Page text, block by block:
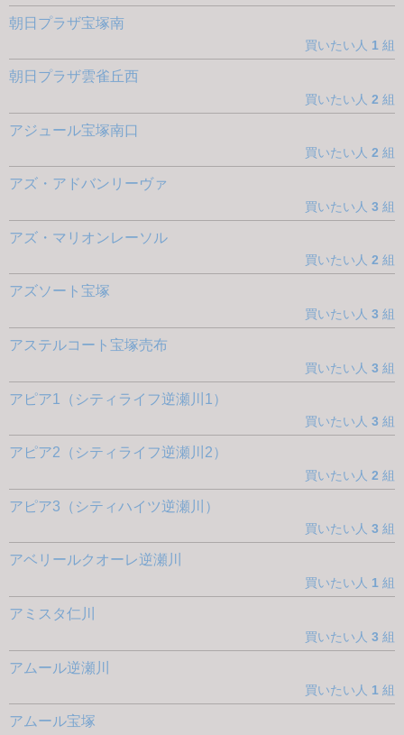
朝日プラザ宝塚南
買いたい人 1 組
朝日プラザ雲雀丘西
買いたい人 2 組
アジュール宝塚南口
買いたい人 2 組
アズ・アドバンリーヴァ
買いたい人 3 組
アズ・マリオンレーソル
買いたい人 2 組
アズソート宝塚
買いたい人 3 組
アステルコート宝塚売布
買いたい人 3 組
アピア1（シティライフ逆瀬川1）
買いたい人 3 組
アピア2（シティライフ逆瀬川2）
買いたい人 2 組
アピア3（シティハイツ逆瀬川）
買いたい人 3 組
アベリールクオーレ逆瀬川
買いたい人 1 組
アミスタ仁川
買いたい人 3 組
アムール逆瀬川
買いたい人 1 組
アムール宝塚